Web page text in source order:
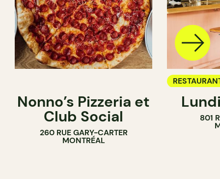
Nonno’s Pizzeria et
Club Social
260 RUE GARY-CARTER
MONTRÉAL
BAR À VIN
801